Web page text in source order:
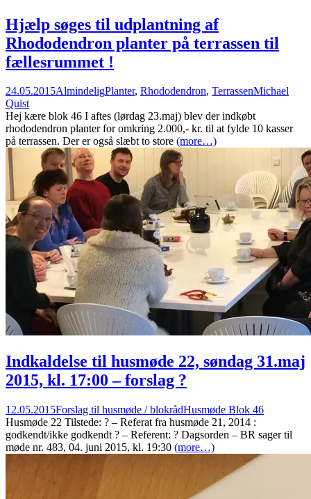
Hjælp søges til udplantning af
Rhododendron planter på terrassen til
fællesrummet !
24.05.2015AlmindeligPlanter, Rhododendron, TerrassenMichael
Quist
Hej kære blok 46 I aftes (lørdag 23.maj) blev der indkøbt
rhododendron planter for omkring 2.000,- kr. til at fylde 10 kasser
på terrassen. Der er også slæbt to store (more…)
Indkaldelse til husmøde 22, søndag 31.maj
2015, kl. 17:00 – forslag ?
12.05.2015Forslag til husmøde / blokrådHusmøde Blok 46
Husmøde 22 Tilstede: ? – Referat fra husmøde 21, 2014 :
godkendt/ikke godkendt ? – Referent: ? Dagsorden – BR sager til
møde nr. 483, 04. juni 2015, kl. 19:30 (more…)